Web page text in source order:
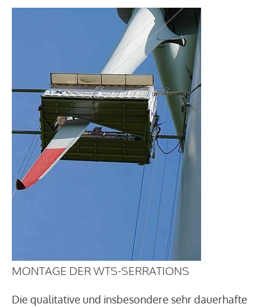
MONTAGE DER WTS-SERRATIONS
Die qualitative und insbesondere sehr dauerhafte